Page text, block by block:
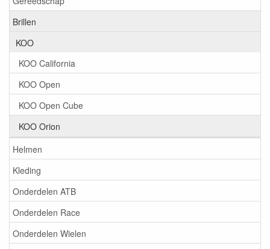
Brillen
KOO
KOO California
KOO Open
KOO Open Cube
KOO Orion
Helmen
Kleding
Onderdelen ATB
Onderdelen Race
Onderdelen Wielen